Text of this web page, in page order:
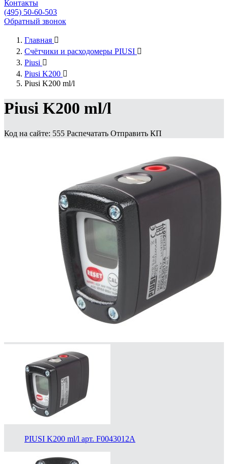
Контакты
(495) 50-60-503
Обратный звонок
Главная 
Счётчики и расходомеры PIUSI 
Piusi 
Piusi K200 
Piusi K200 ml/l
Piusi K200 ml/l
Код на сайте: 555 Распечатать Отправить КП
PIUSI K200 ml/l арт. F0043012A